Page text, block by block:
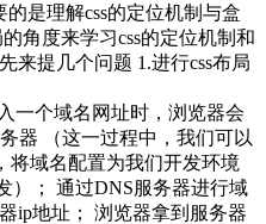
是理解css的定位机制与盒
角度来学习css的定位机制和
来提几个问题 1.进行css布局
一个域名网址时，浏览器会
器 （这一过程中，我们可以
将域名配置为我们开发环境
）； 通过DNS服务器进行域
ip地址； 浏览器拿到服务器